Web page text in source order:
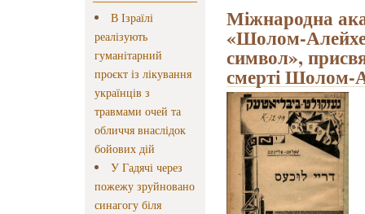
В Ізраїлі
реалізують
гуманітарний
проєкт із лікування
українців з
травмами очей та
обличчя внаслідок
бойових дій
У Гадячі через
пожежу зруйновано
синагогу біля
Міжнародна
«Шолом-
символ»,
смерті Шолом-